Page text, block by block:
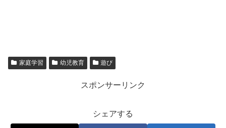
家庭学習 幼児教育 遊び
スポンサーリンク
シェアする